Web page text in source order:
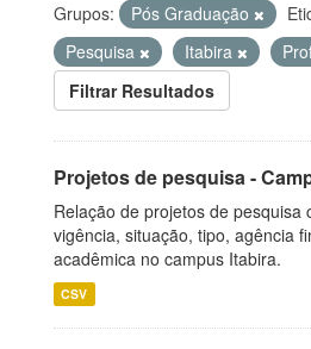
Grupos: Pós Graduação
Pesquisa
Itabira
Filtrar Resultados
Projetos de pesquisa -
Relação de projetos de pesquisa
vigência, situação, tipo, agência
acadêmica no campus Itabira.
CSV